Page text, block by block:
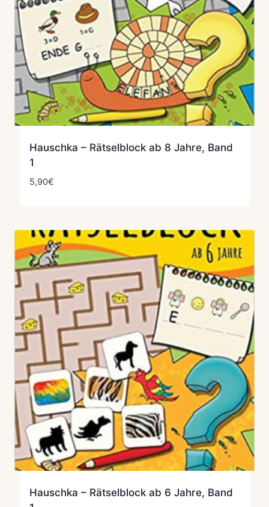
Hauschka – Rätselblock ab 8 Jahre, Band
1
5,90€
Hauschka – Rätselblock ab 6 Jahre, Band